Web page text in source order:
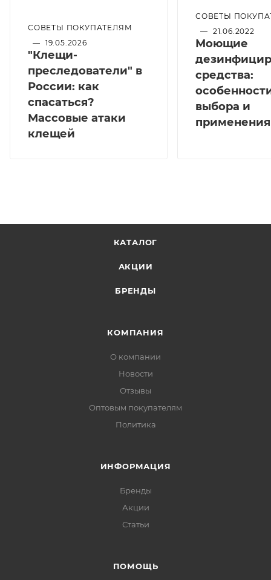
СОВЕТЫ ПОКУПАТЕЛЯМ
— 19.05.2026
"Клещи-
преследователи" в
России: как
спасаться?
Массовые атаки
клещей
СОВЕТЫ
— 21.06.2022
Моющие
средства:
выбора и
применения
КАТАЛОГ
АКЦИИ
БРЕНДЫ
КОМПАНИЯ
О компании
Новости
Отзывы
Оптовым покупателям
Политика
ИНФОРМАЦИЯ
Бренды
Акции
Статьи
ПОМОЩЬ